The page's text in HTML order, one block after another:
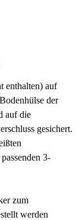
enthalten) auf
der
auf die
gesichert.
3-
zum
werden